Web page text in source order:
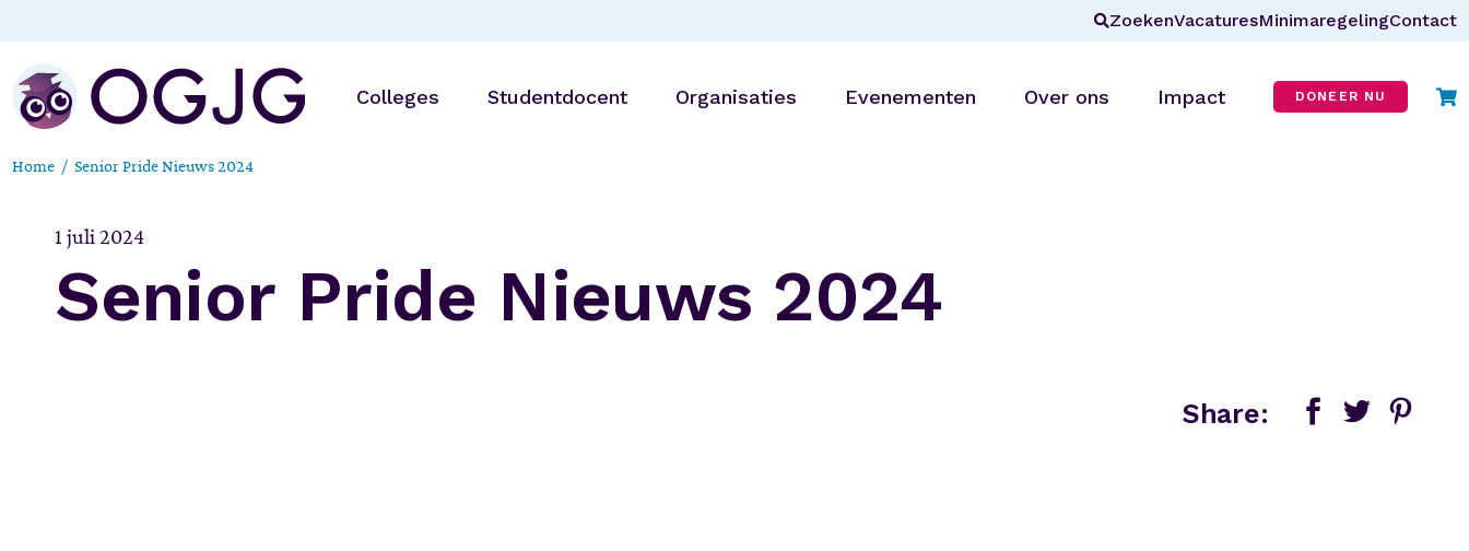
content
ZoekenVacaturesMinimaregelingContact
Colleges Studentdocent Organisaties
Zorg- en
welzijnsorganisaties
Evenementen Over ons Impact DONEER NU
Home Senior Pride Nieuws 2024
1 juli 2024
Senior Pride Nieuws 2024
Share: